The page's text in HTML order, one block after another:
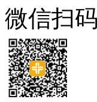
微信扫